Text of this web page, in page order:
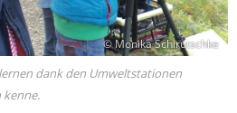
© Monika Schirutschke
dank den Umweltstationen
kenne.